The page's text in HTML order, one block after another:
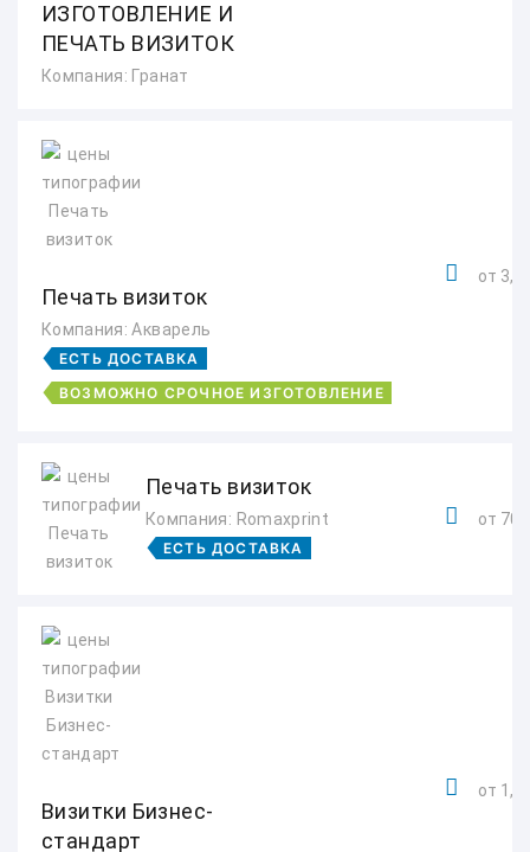
ИЗГОТОВЛЕНИЕ И
ПЕЧАТЬ ВИЗИТОК
Компания: Гранат
Печать визиток
Компания: Акварель
ЕСТЬ ДОСТАВКА
ВОЗМОЖНО СРОЧНОЕ ИЗГОТОВЛЕНИЕ
от 3,1
Печать визиток
Компания: Romaxprint
ЕСТЬ ДОСТАВКА
от
Визитки Бизнес-
стандарт
от 1,5